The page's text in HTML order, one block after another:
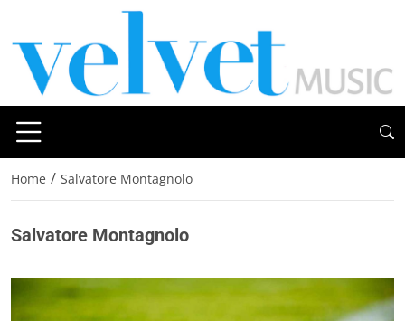
Home / Salvatore Montagnolo
Salvatore Montagnolo